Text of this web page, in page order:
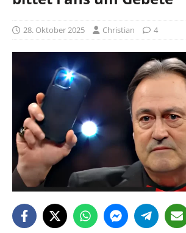
28. Oktober 2025 Christian 4